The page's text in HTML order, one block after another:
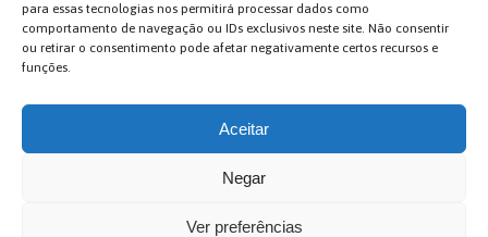
para essas tecnologias nos permitirá processar dados como
comportamento de navegação ou IDs exclusivos neste site. Não consentir
ou retirar o consentimento pode afetar negativamente certos recursos e
funções.
Aceitar
Negar
Ver preferências
Supervisão de pós-doutorado (em andamento)
Orientações de outra natureza
Exposições
Terras Indígenas
Projetos